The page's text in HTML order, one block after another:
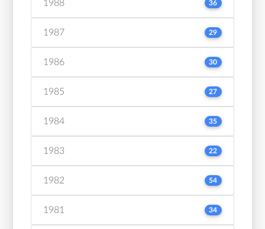
1988 36
1987 29
1986 30
1985 27
1984 35
1983 22
1982 54
1981 34